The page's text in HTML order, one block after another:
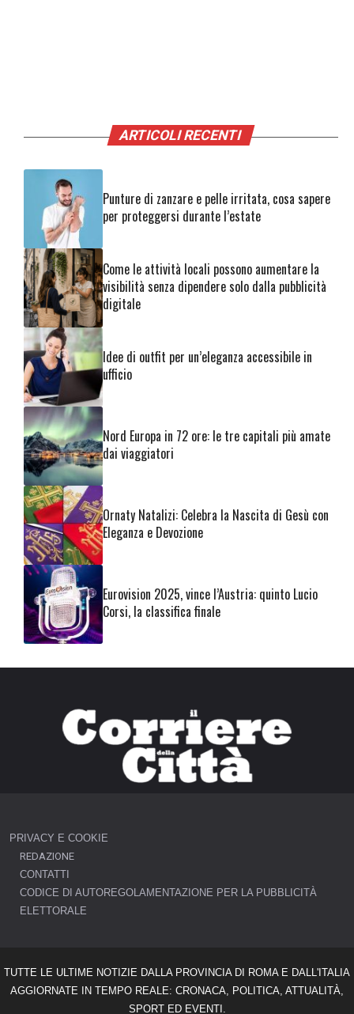
ARTICOLI RECENTI
Punture di zanzare e pelle irritata, cosa sapere
per proteggersi durante l’estate
Come le attività locali possono aumentare la
visibilità senza dipendere solo dalla pubblicità
digitale
Idee di outfit per un’eleganza accessibile in
ufficio
Nord Europa in 72 ore: le tre capitali più amate
dai viaggiatori
Ornaty Natalizi: Celebra la Nascita di Gesù con
Eleganza e Devozione
Eurovision 2025, vince l’Austria: quinto Lucio
Corsi, la classifica finale
PRIVACY E COOKIE
REDAZIONE
CONTATTI
CODICE DI AUTOREGOLAMENTAZIONE PER LA PUBBLICITÀ
ELETTORALE
TUTTE LE ULTIME NOTIZIE DALLA PROVINCIA DI ROMA E DALL'ITALIA
AGGIORNATE IN TEMPO REALE: CRONACA, POLITICA, ATTUALITÀ,
SPORT ED EVENTI.